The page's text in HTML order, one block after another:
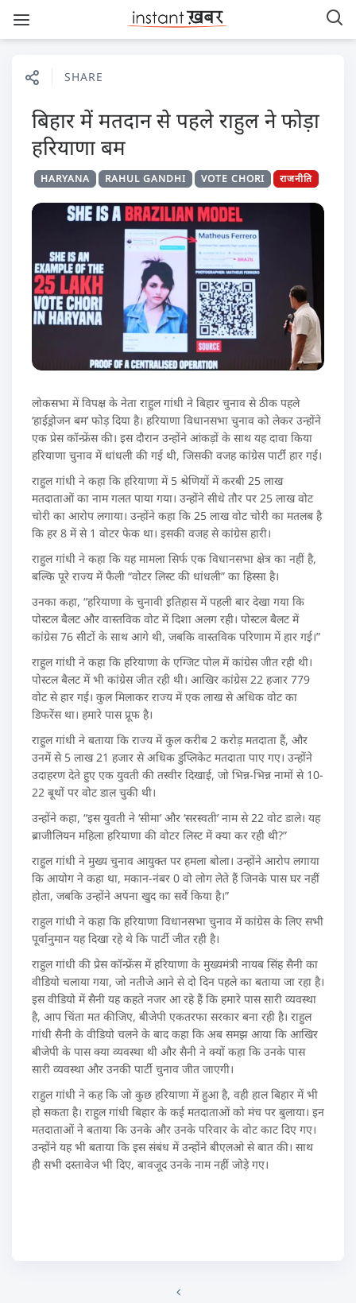
SHARE
बिहार में मतदान से पहले राहुल ने फोड़ा
हरियाणा बम
HARYANA RAHUL GANDHI VOTE CHORI राजनीति
लोकसभा में विपक्ष के नेता राहुल गांधी ने बिहार चुनाव से ठीक पहले
‘हाईड्रोजन बम’ फोड़ दिया है। हरियाणा विधानसभा चुनाव को लेकर उन्होंने
एक प्रेस कॉन्फ्रेंस की। इस दौरान उन्होंने आंकड़ों के साथ यह दावा किया
हरियाणा चुनाव में धांधली की गई थी, जिसकी वजह कांग्रेस पार्टी हार गई।
राहुल गांधी ने कहा कि हरियाणा में 5 श्रेणियों में करबी 25 लाख
मतदाताओं का नाम गलत पाया गया। उन्होंने सीधे तौर पर 25 लाख वोट
चोरी का आरोप लगाया। उन्होंने कहा कि 25 लाख वोट चोरी का मतलब है
कि हर 8 में से 1 वोटर फेक था। इसकी वजह से कांग्रेस हारी।
राहुल गांधी ने कहा कि यह मामला सिर्फ एक विधानसभा क्षेत्र का नहीं है,
बल्कि पूरे राज्य में फैली “वोटर लिस्ट की धांधली” का हिस्सा है।
उनका कहा, “हरियाणा के चुनावी इतिहास में पहली बार देखा गया कि
पोस्टल बैलट और वास्तविक वोट में दिशा अलग रही। पोस्टल बैलट में
कांग्रेस 76 सीटों के साथ आगे थी, जबकि वास्तविक परिणाम में हार गई।”
राहुल गांधी ने कहा कि हरियाणा के एग्जिट पोल में कांग्रेस जीत रही थी।
पोस्टल बैलट में भी कांग्रेस जीत रही थी। आखिर कांग्रेस 22 हजार 779
वोट से हार गई। कुल मिलाकर राज्य में एक लाख से अधिक वोट का
डिफरेंस था। हमारे पास प्रूफ है।
राहुल गांधी ने बताया कि राज्य में कुल करीब 2 करोड़ मतदाता हैं, और
उनमें से 5 लाख 21 हजार से अधिक डुप्लिकेट मतदाता पाए गए। उन्होंने
उदाहरण देते हुए एक युवती की तस्वीर दिखाई, जो भिन्न-भिन्न नामों से 10-
22 बूथों पर वोट डाल चुकी थी।
उन्होंने कहा, “इस युवती ने ‘सीमा’ और ‘सरस्वती’ नाम से 22 वोट डाले। यह
ब्राजीलियन महिला हरियाणा की वोटर लिस्ट में क्या कर रही थी?”
राहुल गांधी ने मुख्य चुनाव आयुक्त पर हमला बोला। उन्होंने आरोप लगाया
कि आयोग ने कहा था, मकान-नंबर 0 वो लोग लेते हैं जिनके पास घर नहीं
होता, जबकि उन्होंने अपना खुद का सर्वे किया है।”
राहुल गांधी ने कहा कि हरियाणा विधानसभा चुनाव में कांग्रेस के लिए सभी
पूर्वानुमान यह दिखा रहे थे कि पार्टी जीत रही है।
राहुल गांधी की प्रेस कॉन्फ्रेंस में हरियाणा के मुख्यमंत्री नायब सिंह सैनी का
वीडियो चलाया गया, जो नतीजे आने से दो दिन पहले का बताया जा रहा है।
इस वीडियो में सैनी यह कहते नजर आ रहे हैं कि हमारे पास सारी व्यवस्था
है, आप चिंता मत कीजिए, बीजेपी एकतरफा सरकार बना रही है। राहुल
गांधी सैनी के वीडियो चलने के बाद कहा कि अब समझ आया कि आखिर
बीजेपी के पास क्या व्यवस्था थी और सैनी ने क्यों कहा कि उनके पास
सारी व्यवस्था और उनकी पार्टी चुनाव जीत जाएगी।
राहुल गांधी ने कह कि जो कुछ हरियाणा में हुआ है, वही हाल बिहार में भी
हो सकता है। राहुल गांधी बिहार के कई मतदाताओं को मंच पर बुलाया। इन
मतदाताओं ने बताया कि उनके और उनके परिवार के वोट काट दिए गए।
उन्होंने यह भी बताया कि इस संबंध में उन्होंने बीएलओ से बात की। साथ
ही सभी दस्तावेज भी दिए, बावजूद उनके नाम नहीं जोड़े गए।